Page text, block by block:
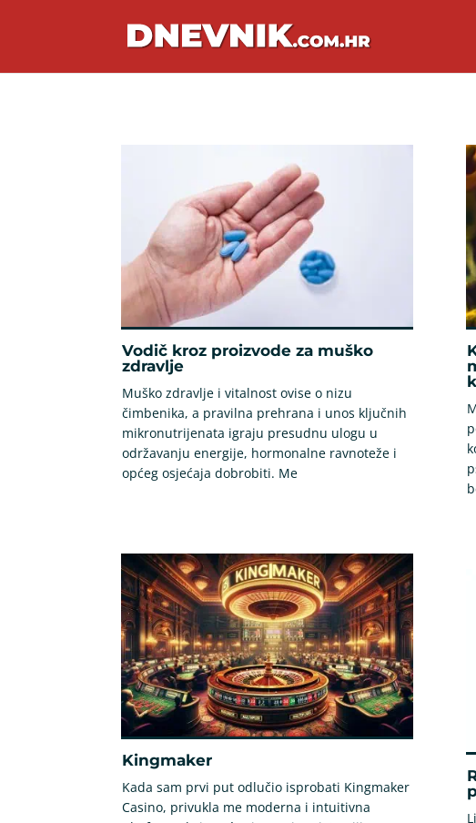
Vodič kroz proizvode za muško
zdravlje
Muško zdravlje i vitalnost ovise o nizu
čimbenika, a pravilna prehrana i unos ključnih
mikronutrijenata igraju presudnu ulogu u
održavanju energije, hormonalne ravnoteže i
općeg osjećaja dobrobiti. Me
Kingmaker
Kada sam prvi put odlučio isprobati Kingmaker
Casino, privukla me moderna i intuitivna